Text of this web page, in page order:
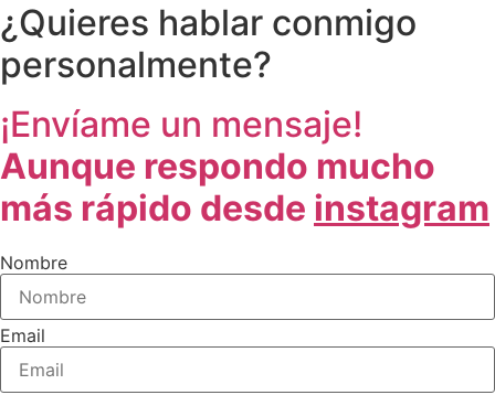
¿Quieres hablar conmigo
personalmente?
¡Envíame un mensaje!
Aunque respondo mucho
más rápido desde instagram
Nombre
Email